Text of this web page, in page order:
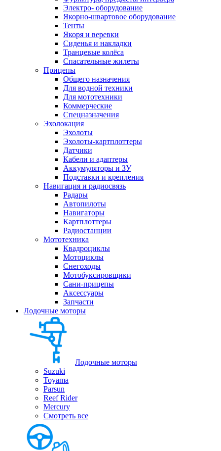
Электро- оборудование
Якорно-швартовое оборудование
Тенты
Якоря и веревки
Сиденья и накладки
Транцевые колёса
Спасательные жилеты
Прицепы
Общего назначения
Для водной техники
Для мототехники
Коммерческие
Спецназначения
Эхолокация
Эхолоты
Эхолоты-картплоттеры
Датчики
Кабели и адаптеры
Аккумуляторы и ЗУ
Подставки и крепления
Навигация и радиосвязь
Радары
Автопилоты
Навигаторы
Картплоттеры
Радиостанции
Мототехника
Квадроциклы
Мотоциклы
Снегоходы
Мотобуксировщики
Сани-прицепы
Аксессуары
Запчасти
Лодочные моторы
Лодочные моторы
Suzuki
Toyama
Parsun
Reef Rider
Mercury
Смотреть все